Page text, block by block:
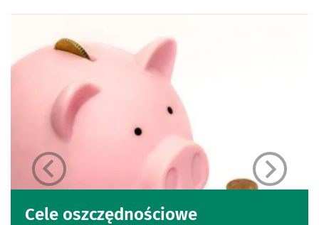
Cele oszczędnościowe